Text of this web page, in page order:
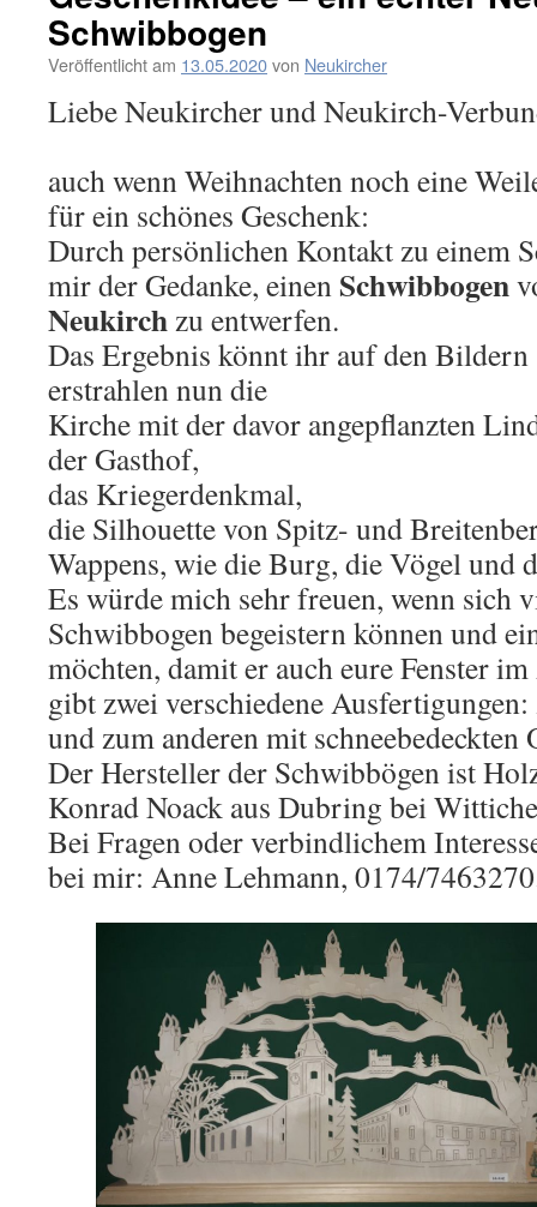
Schwibbogen
Veröffentlicht am 13.05.2020von Neukircher
Liebe Neukircher und Neukirch-
auch wenn Weihnachten noch eine
für ein schönes Geschenk:
Durch persönlichen Kontakt zu einem
mir der Gedanke, einen Schwibbogen
Neukirchzu entwerfen.
Das Ergebnis könnt ihr auf den
erstrahlen nun die
Kirche mit der davor angepflanzten
der Gasthof,
das Kriegerdenkmal,
die Silhouette von Spitz- und
Wappens, wie die Burg, die Vögel und
Es würde mich sehr freuen, wenn sich
Schwibbogen begeistern können und
möchten, damit er auch eure Fenster
gibt zwei verschiedene
und zum anderen mit schneebedeckten
Der Hersteller der Schwibbögen ist
Konrad Noack aus Dubring bei
Bei Fragen oder verbindlichem
bei mir: Anne Lehmann, 0174/